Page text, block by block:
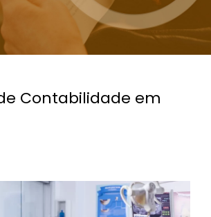
Contabilidade em